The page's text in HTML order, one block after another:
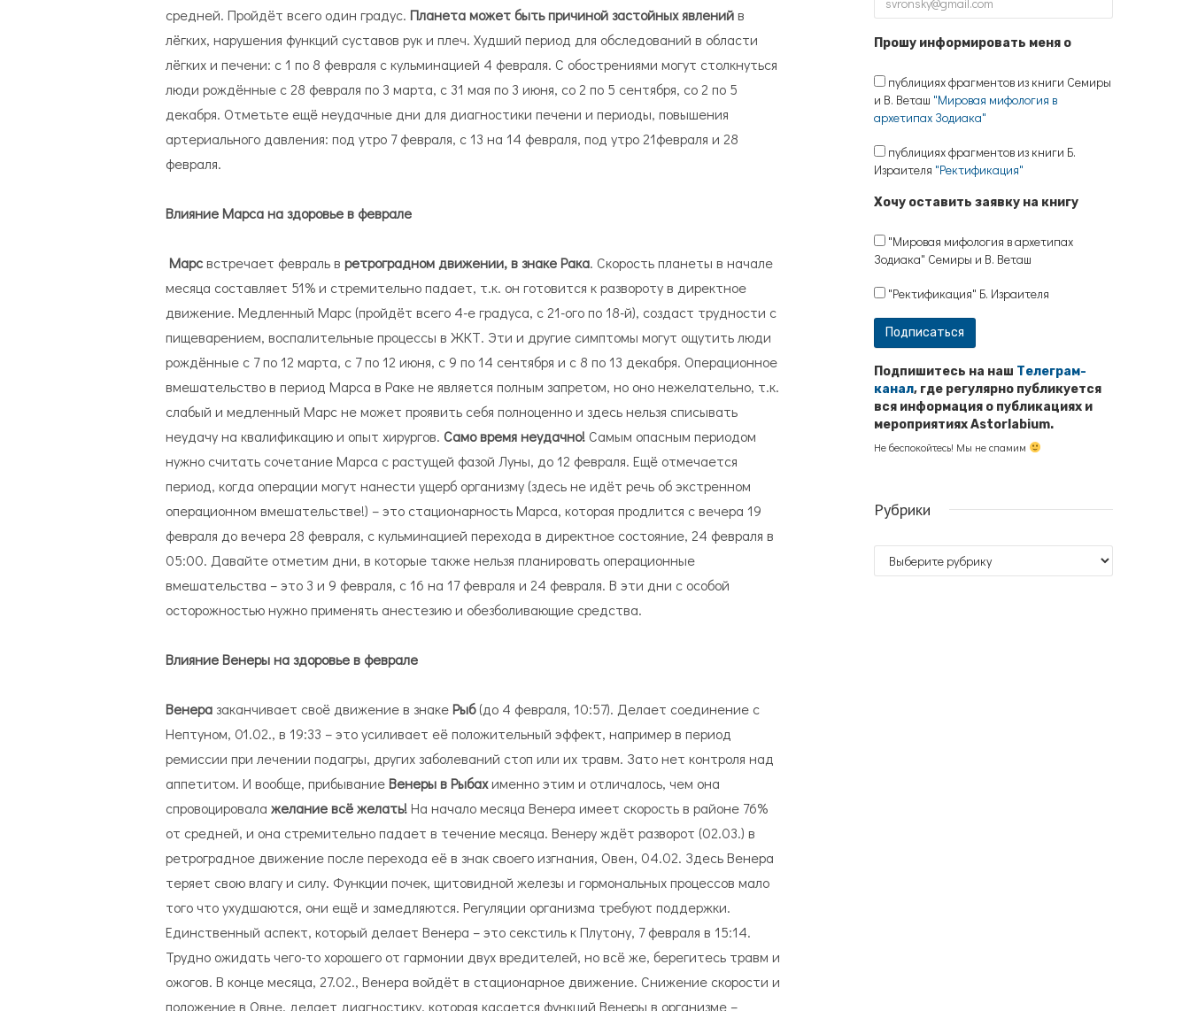
средней. Пройдёт всего один градус. Планета может быть причиной застойных явленийв
лёгких, нарушения функций суставов рук и плеч. Худший период для обследований в области
лёгких и печени: с 1 по 8 февраля с кульминацией 4 февраля. С обострениями могут столкнуться
люди рождённые с 28 февраля по 3 марта, с 31 мая по 3 июня, со 2 по 5 сентября, со 2 по 5
декабря. Отметьте ещё неудачные дни для диагностики печени и периоды, повышения
артериального давления: под утро 7 февраля, с 13 на 14 февраля, под утро 21февраля и 28
февраля.
Влияние Марса на здоровье в феврале
Марсвстречает февраль в ретроградном движении, в знаке Рака. Скорость планеты в начале
месяца составляет 51% и стремительно падает, т.к. он готовится к развороту в директное
движение. Медленный Марс (пройдёт всего 4-е градуса, с 21-ого по 18-й), создаст трудности с
пищеварением, воспалительные процессы в ЖКТ. Эти и другие симптомы могут ощутить люди
рождённые с 7 по 12 марта, с 7 по 12 июня, с 9 по 14 сентября и с 8 по 13 декабря. Операционное
вмешательство в период Марса в Раке не является полным запретом, но оно нежелательно, т.к.
слабый и медленный Марс не может проявить себя полноценно и здесь нельзя списывать
неудачу на квалификацию и опыт хирургов. Само время неудачно! Самым опасным периодом
нужно считать сочетание Марса с растущей фазой Луны, до 12 февраля. Ещё отмечается
период, когда операции могут нанести ущерб организму (здесь не идёт речь об экстренном
операционном вмешательстве!) – это стационарность Марса, которая продлится с вечера 19
февраля до вечера 28 февраля, с кульминацией перехода в директное состояние, 24 февраля в
05:00. Давайте отметим дни, в которые также нельзя планировать операционные
вмешательства – это 3 и 9 февраля, с 16 на 17 февраля и 24 февраля. В эти дни с особой
осторожностью нужно применять анестезию и обезболивающие средства.
Влияние Венеры на здоровье в феврале
Венера заканчивает своё движение в знакеРыб(до 4 февраля, 10:57). Делает соединение с
Нептуном, 01.02., в 19:33 – это усиливает её положительный эффект, например в период
ремиссии при лечении подагры, других заболеваний стоп или их травм. Зато нет контроля над
аппетитом. И вообще, прибываниеВенеры в Рыбахименно этим и отличалось, чем она
спровоцировала желание всё желать!На начало месяца Венера имеет скорость в районе 76%
от средней, и она стремительно падает в течение месяца. Венеру ждёт разворот (02.03.) в
ретроградное движение после перехода её в знак своего изгнания, Овен, 04.02. Здесь Венера
теряет свою влагу и силу. Функции почек, щитовидной железы и гормональных процессов мало
того что ухудшаются, они ещё и замедляются. Регуляции организма требуют поддержки.
Единственный аспект, который делает Венера – это секстиль к Плутону, 7 февраля в 15:14.
Трудно ожидать чего-то хорошего от гармонии двух вредителей, но всё же, берегитесь травм и
ожогов. В конце месяца, 27.02., Венера войдёт в стационарное движение. Снижение скорости и
положение в Овне, делает диагностику, которая касается функций Венеры в организме –
Прошу информировать меня о
публициях фрагментов из книги Семиры
и В. Веташ "Мировая мифология в
архетипах Зодиака"
публициях фрагментов из книги Б.
Израителя "Ректификация"
Хочу оставить заявку на книгу
"Мировая мифология в архетипах
Зодиака" Семиры и В. Веташ
"Ректификация" Б. Израителя
Подпишитесь на наш Телеграм-
канал, где регулярно публикуется
вся информация о публикациях и
мероприятиях Astorlabium.
Не беспокойтесь! Мы не спамим
Рубрики
Рубрики